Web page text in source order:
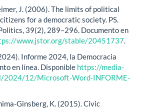
J. (2006). The limits of political
for a democratic society. PS.
39(2), 289–296. Documento en
www.jstor.org/stable/20451737.
Informe 2024, la Democracia
en línea. Disponible https://media-
2024/12/Microsoft-Word-INFORME-
Ginsberg, K. (2015). Civic